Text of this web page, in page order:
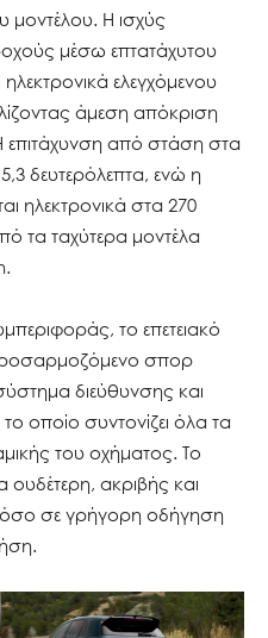
μοντέλου. Η ισχύς
μέσω επτατάχυτου
ελεγχόμενου
άμεση απόκριση
επιτάχυνση από στάση στα
δευτερόλεπτα, ενώ η
ηλεκτρονικά στα 270
τα ταχύτερα μοντέλα
το επετειακό
προσαρμοζόμενο σπορ
διεύθυνσης και
οποίο συντονίζει όλα τα
του οχήματος. Το
ουδέτερη, ακριβής και
σε γρήγορη οδήγηση